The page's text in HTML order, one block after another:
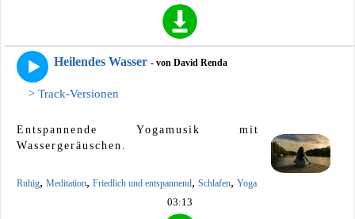
Heilendes Wasser - von David Renda
> Track-Versionen
Entspannende Yogamusik mit
Wassergeräuschen.
Ruhig, Meditation, Friedlich und entspannend, Schlafen, Yoga
03:13